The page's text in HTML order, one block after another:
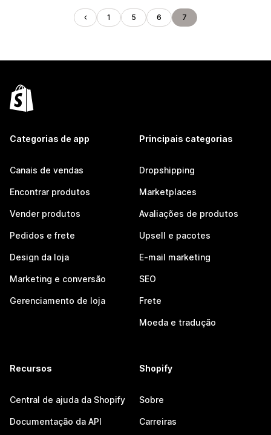
1 5 6 7
Categorias de app
Canais de vendas
Encontrar produtos
Vender produtos
Pedidos e frete
Design da loja
Marketing e conversão
Gerenciamento de loja
Principais categorias
Dropshipping
Marketplaces
Avaliações de produtos
Upsell e pacotes
E-mail marketing
SEO
Frete
Moeda e tradução
Recursos
Central de ajuda da Shopify
Documentação da API
Shopify
Sobre
Carreiras